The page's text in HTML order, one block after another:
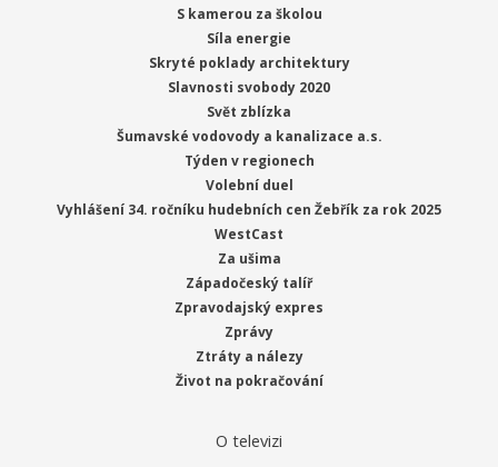
S kamerou za školou
Síla energie
Skryté poklady architektury
Slavnosti svobody 2020
Svět zblízka
Šumavské vodovody a kanalizace a.s.
Týden v regionech
Volební duel
Vyhlášení 34. ročníku hudebních cen Žebřík za rok 2025
WestCast
Za ušima
Západočeský talíř
Zpravodajský expres
Zprávy
Ztráty a nálezy
Život na pokračování
O televizi